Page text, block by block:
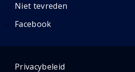
Niet tevreden
Facebook
Privacybeleid